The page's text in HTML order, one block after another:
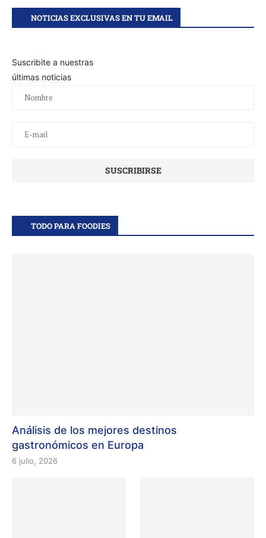
NOTICIAS EXCLUSIVAS EN TU EMAIL
Suscribite a nuestras
últimas noticias
TODO PARA FOODIES
Análisis de los mejores destinos
gastronómicos en Europa
6 julio, 2026